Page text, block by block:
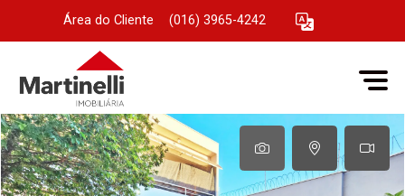
Área do Cliente (016) 3965-4242